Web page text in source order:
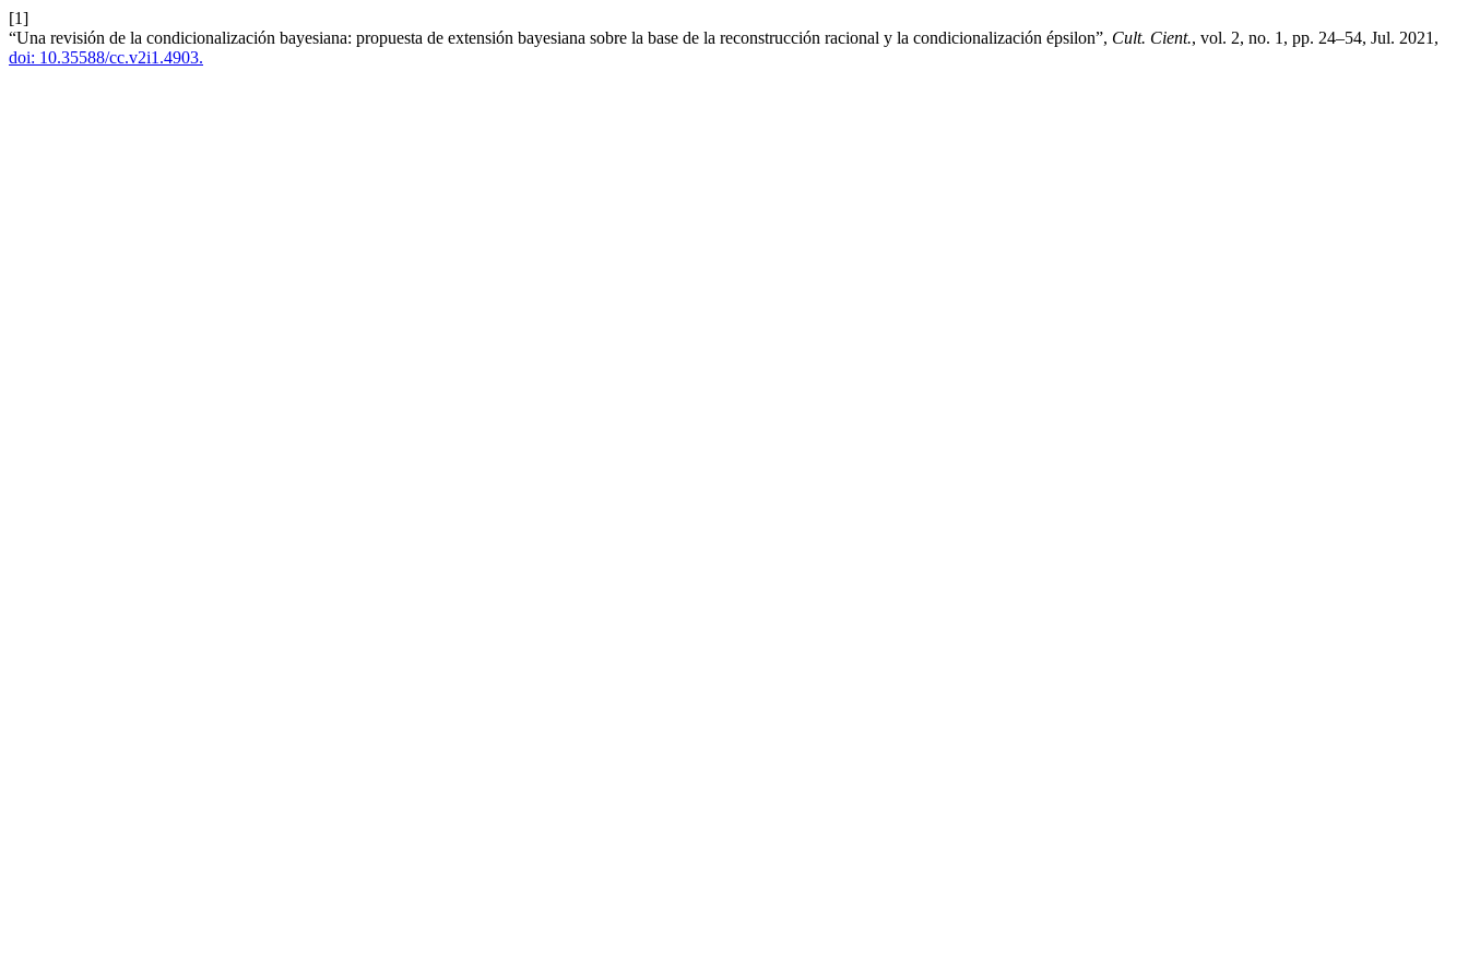
[1]
“Una revisión de la condicionalización bayesiana: propuesta de extensión bayesiana sobre la base de la reconstrucción racional y la condicionalización épsilon”, Cult. Cient., vol. 2, no. 1, pp. 24–54, Jul. 2021,
doi: 10.35588/cc.v2i1.4903.